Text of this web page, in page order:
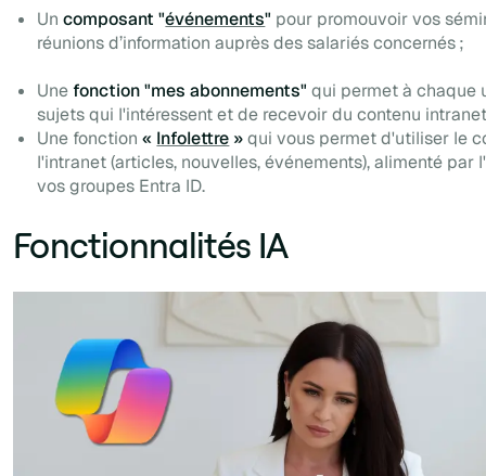
Uncomposant "événements" pour promouvoir vos
réunions d’information auprès des salariés concernés ;
Unefonction "mes abonnements" qui permet à chaque
sujets qui l'intéressent et de recevoir du contenu
Une fonction« Infolettre »qui vous permet d'utiliser le
l'intranet (articles, nouvelles, événements), alimenté
vos groupes Entra ID.
Fonctionnalités IA